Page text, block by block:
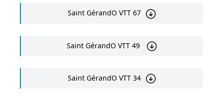
Saint GérandO VTT 67
Saint GérandO VTT 49
Saint GérandO VTT 34